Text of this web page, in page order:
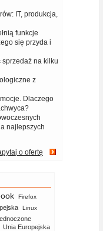
IT, produkcja,
funkcje
się przyda i
sprzedaż na kilku
z
Dlaczego
najlepszych
o ofertę
Firefox
Linux
Unia Europejska